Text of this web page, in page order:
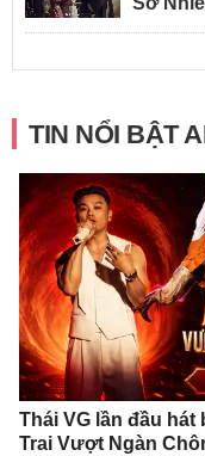
TIN NỔI BẬT
Thái VG lần đầu
Trai Vượt Ngàn